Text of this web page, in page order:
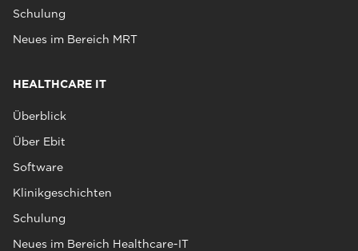
Schulung
Neues im Bereich MRT
HEALTHCARE IT
Überblick
Über Ebit
Software
Klinikgeschichten
Schulung
Neues im Bereich Healthcare-IT